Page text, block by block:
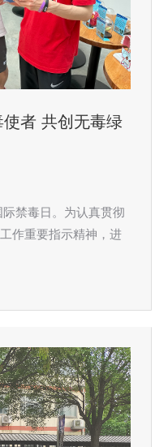
使者 共创无毒绿
禁毒日。为认真贯彻
作重要指示精神，进